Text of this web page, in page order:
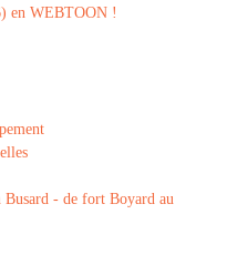
en WEBTOON !
Busard - de fort Boyard au